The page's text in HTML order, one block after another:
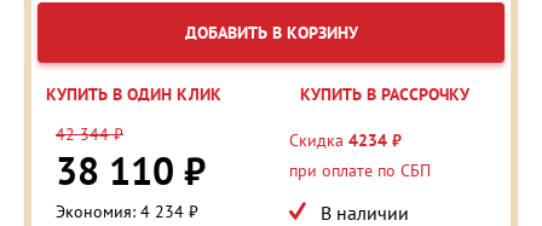
ДОБАВИТЬ В КОРЗИНУ
КУПИТЬ В ОДИН КЛИК
КУПИТЬ В РАССРОЧКУ
42 344 ₽
38 110 ₽
Экономия: 4 234 ₽
Скидка 4234 ₽
при оплате по СБП
В наличии